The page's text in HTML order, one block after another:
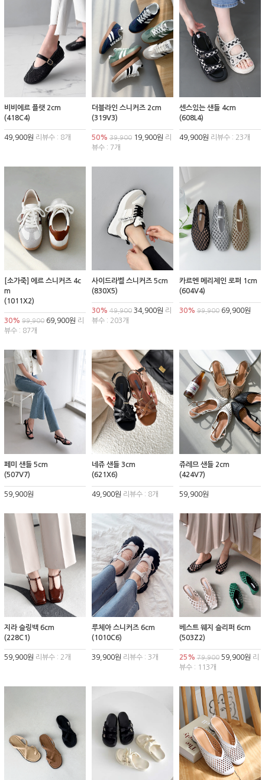
비비에르 플랫 2cm
(418C4)
49,900원 리뷰수 : 8개
더블라인 스니커즈 2cm
(319V3)
50% 39,90019,900원 리
뷰수 : 7개
센스있는 샌들 4cm
(608L4)
49,900원 리뷰수 : 23개
[소가죽] 에르 스니커즈 4c
m
(1011X2)
30% 99,900 69,900원 리
뷰수 : 87개
사이드라벨 스니커즈 5cm
(830X5)
30% 49,90034,900원 리
뷰수 : 203개
카르멘 메리제인 로퍼 1cm
(604V4)
30% 99,90069,900원
페미 샌들 5cm
(507V7)
59,900원
네쥬 샌들 3cm
(621X6)
49,900원 리뷰수 : 8개
쥬레므 샌들 2cm
(424V7)
59,900원
지라 슬링백 6cm
(228C1)
59,900원 리뷰수 : 2개
루체아 스니커즈 6cm
(1010C6)
39,900원 리뷰수 : 3개
베스트 웨지 슬리퍼 6cm
(503Z2)
25% 79,90059,900원 리
뷰수 : 113개